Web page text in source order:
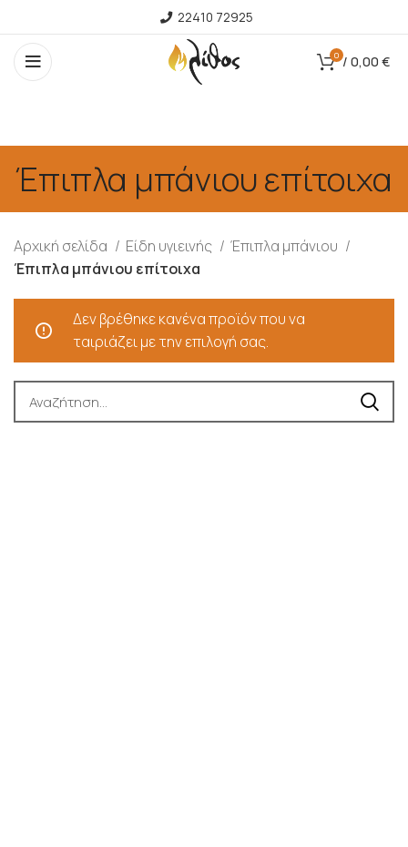
22410 72925
0 / 0,00 €
Έπιπλα μπάνιου επίτοιχα
Αρχική σελίδα Είδη υγιεινής
Έπιπλα μπάνιου
Έπιπλα μπάνιου επίτοιχα
Δεν βρέθηκε κανένα προϊόν που να
ταιριάζει με την επιλογή σας.